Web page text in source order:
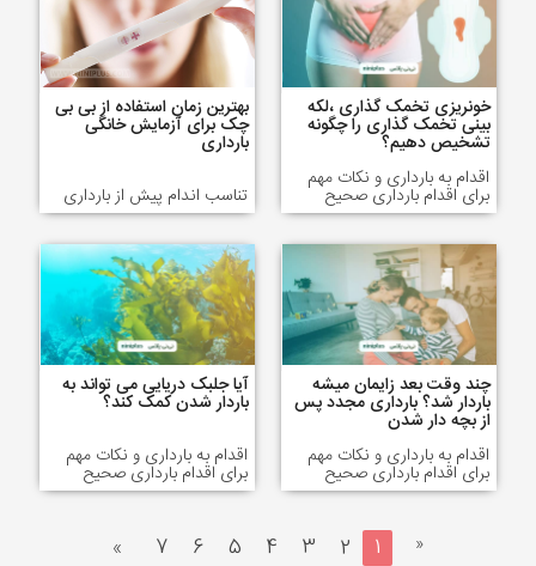
خونریزی تخمک گذاری ،لکه
بینی تخمک گذاری را چگونه
تشخیص دهیم؟
اقدام به بارداری و نکات مهم
برای اقدام بارداری صحیح
بهترین زمان استفاده از بی بی
چک برای آزمایش خانگی
بارداری
تناسب اندام پیش از بارداری
چند وقت بعد زایمان میشه
باردار شد؟ بارداری مجدد پس
از بچه دار شدن
اقدام به بارداری و نکات مهم
برای اقدام بارداری صحیح
آیا جلبک دریایی می تواند به
باردار شدن کمک کند؟
اقدام به بارداری و نکات مهم
برای اقدام بارداری صحیح
«
1
2
3
4
5
6
7
»